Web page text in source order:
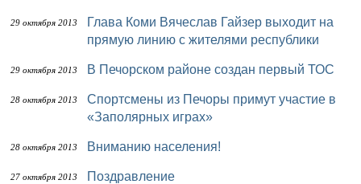
29 октября 2013
Глава Коми Вячеслав Гайзер выходит на
прямую линию с жителями республики
29 октября 2013 В Печорском районе создан первый ТОС
28 октября 2013
Спортсмены из Печоры примут участие в
«Заполярных играх»
28 октября 2013 Вниманию населения!
27 октября 2013 Поздравление